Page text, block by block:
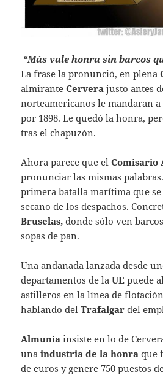
“Más vale honra sin barcos
La frase la pronunció, en plena
almiranteCerverajusto antes
norteamericanos le mandaran
por 1898. Le quedó la honra,
tras el chapuzón.
Ahora parece que elComisario
pronunciar las mismas
primera batalla marítima que
secano de los despachos.
Bruselas, donde sólo ven
sopas de pan.
Una andanada lanzada desde
departamentos de la UE puede
astilleros en la línea de
hablando delTrafalgardel
Almunia insiste en lo de
unaindustria de la honra que
de euros y genere 750 puestos